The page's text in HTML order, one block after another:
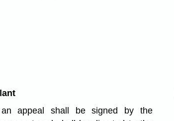
appeal shall be signed by the